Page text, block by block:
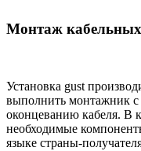
Монтаж
Установка gust
выполнить монтажник
оконцеванию кабеля. В
необходимые
языке страны-